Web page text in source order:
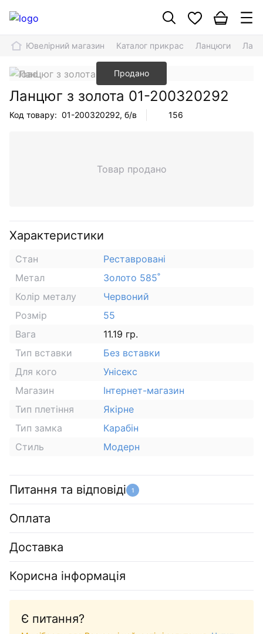
Ювелірний магазин Каталог прикрас Ланцюги
Продано
Ланцюг з золота 01-200320292
Код товару: 01-200320292, б/в 156
Товар продано
Характеристики
Стан
Реставровані
Метал
Золото 585˚
Колір металу
Червоний
Розмір
55
Вага
11.19 гр.
Тип вставки
Без вставки
Для кого
Унісекс
Магазин
Інтернет-магазин
Тип плетіння
Якірне
Тип замка
Карабін
Стиль
Модерн
Питання та відповіді 1
Оплата
Доставка
Корисна інформація
Є питання?